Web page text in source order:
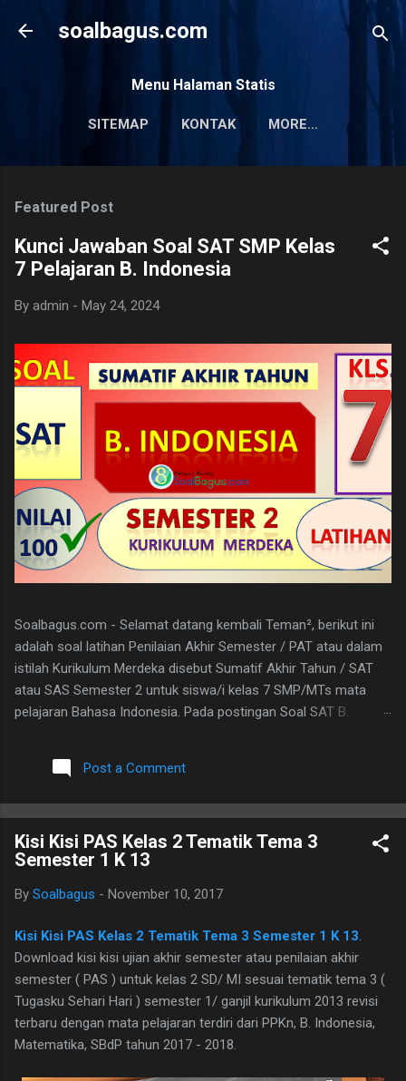
Skip to main content
soalbagus.com
Menu Halaman Statis
SITEMAP KONTAK MORE…
PRIVACY POLICY
Featured Post
Kunci Jawaban Soal SAT SMP Kelas
7 Pelajaran B. Indonesia
By admin - May 24, 2024
Soalbagus.com - Selamat datang kembali Teman², berikut ini
adalah soal latihan Penilaian Akhir Semester / PAT atau dalam
istilah Kurikulum Merdeka disebut Sumatif Akhir Tahun / SAT
atau SAS Semester 2 untuk siswa/i kelas 7 SMP/MTs mata
pelajaran Bahasa Indonesia. Pada postingan Soal SAT B.
Semoga soalnya bisa sama atau paling tidak menyerupai atau
sebagai patokan dalam mengerjakan soal-soal mengingat
B. Ind Kelas 7 ini terdiri dari 25 butir soal, 20 pilihan ganda dan 5
essay. Berikut adalah kunci jawaban yg dimaksud, adapun
naskah soalnya silahkan di download saja pada tautan dibawah
ini. I. PILIHAN GANDA 1. D 2. A 3. C 4. B 5. B 6. B 7. C 8. A 9. D
II.URAIAN 1. Judul Berita, Teras Berita, dan Isi Berita 2. Judul
buku, nama pembuat buku dan logo penerbit 3. a.
mengungkapkan perasaan, b. menyampaikan i...
Post a Comment
Kisi Kisi PAS Kelas 2 Tematik Tema 3
Semester 1 K 13
By Soalbagus - November 10, 2017
Kisi Kisi PAS Kelas 2 Tematik Tema 3 Semester 1 K 13.
Download kisi kisi ujian akhir semester atau penilaian akhir
semester ( PAS ) untuk kelas 2 SD/ MI sesuai tematik tema 3 (
Tugasku Sehari Hari ) semester 1/ ganjil kurikulum 2013 revisi
terbaru dengan mata pelajaran terdiri dari PPKn, B. Indonesia,
Matematika, SBdP tahun 2017 - 2018.